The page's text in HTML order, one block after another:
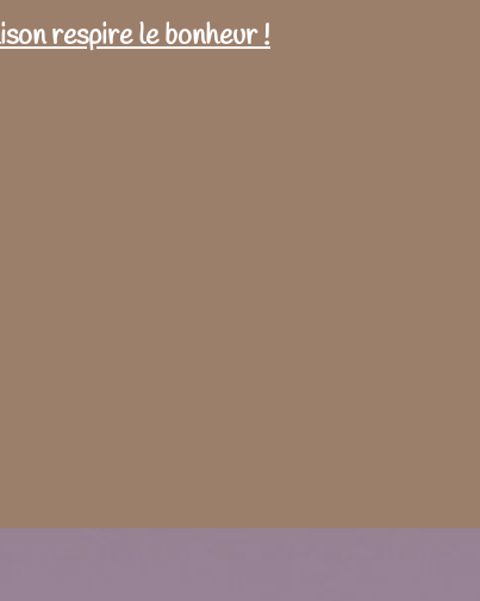
respire le bonheur !